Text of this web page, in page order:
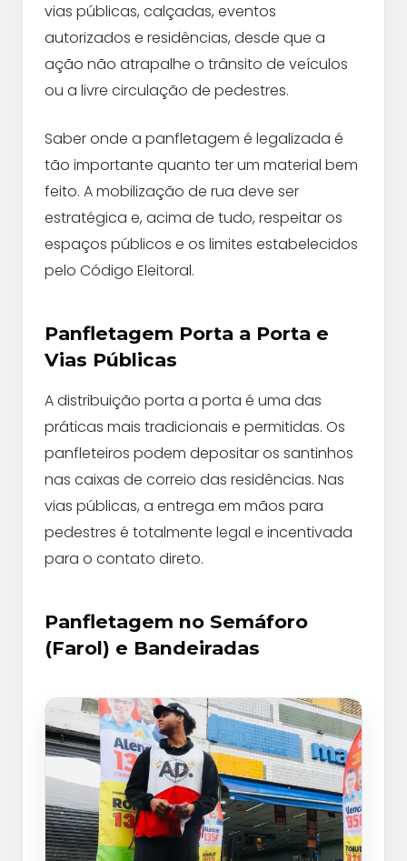
vias públicas, calçadas, eventos
autorizados e residências, desde que a
ação não atrapalhe o trânsito de veículos
ou a livre circulação de pedestres.
Saber onde a panfletagem é legalizada é
tão importante quanto ter um material bem
feito. A mobilização de rua deve ser
estratégica e, acima de tudo, respeitar os
espaços públicos e os limites estabelecidos
pelo Código Eleitoral.
Panfletagem Porta a Porta e
Vias Públicas
A distribuição porta a porta é uma das
práticas mais tradicionais e permitidas. Os
panfleteiros podem depositar os santinhos
nas caixas de correio das residências. Nas
vias públicas, a entrega em mãos para
pedestres é totalmente legal e incentivada
para o contato direto.
Panfletagem no Semáforo
(Farol) e Bandeiradas